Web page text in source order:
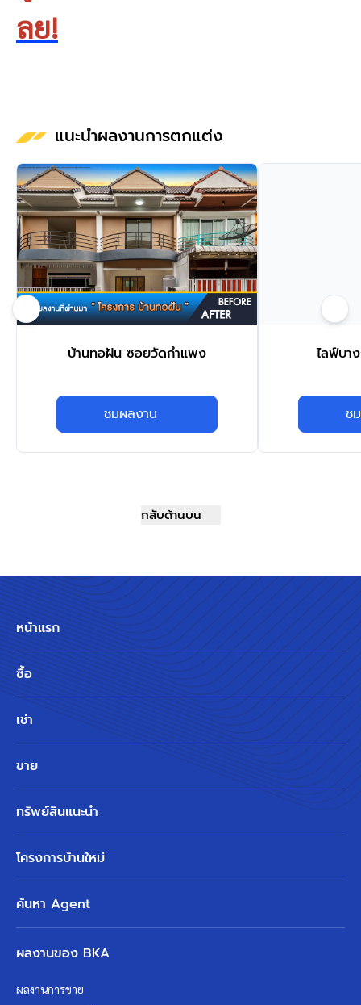
ลย!
แนะนำผลงานการตกแต่ง
บ้านทอฝัน ซอยวัดกำแพง
ชมผลงาน
ไลฟ์บา
ช
กลับด้านบน
หน้าแรก
ซื้อ
เช่า
ขาย
ทรัพย์สินแนะนำ
โครงการบ้านใหม่
ค้นหา Agent
ผลงานของ BKA
ผลงานการขาย